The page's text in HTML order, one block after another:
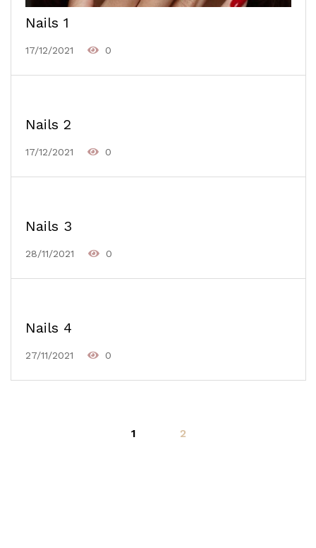
Nails 1
17/12/2021 0
Nails 2
17/12/2021 0
Nails 3
28/11/2021 0
Nails 4
27/11/2021 0
1 2